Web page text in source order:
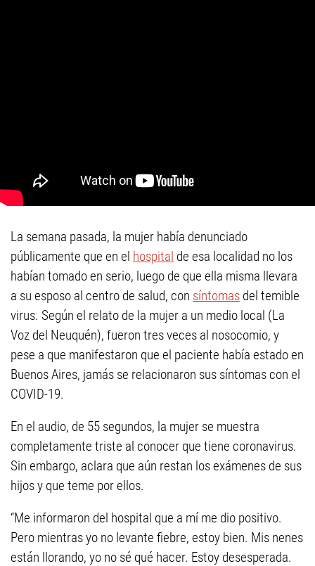
La semana pasada, la mujer había denunciado
públicamente que en el hospital de esa localidad no los
habían tomado en serio, luego de que ella misma llevara
a su esposo al centro de salud, con síntomas del temible
virus. Según el relato de la mujer a un medio local (La
Voz del Neuquén), fueron tres veces al nosocomio, y
pese a que manifestaron que el paciente había estado en
Buenos Aires, jamás se relacionaron sus síntomas con el
COVID-19.
En el audio, de 55 segundos, la mujer se muestra
completamente triste al conocer que tiene coronavirus.
Sin embargo, aclara que aún restan los exámenes de sus
hijos y que teme por ellos.
“Me informaron del hospital que a mí me dio positivo.
Pero mientras yo no levante fiebre, estoy bien. Mis nenes
están llorando, yo no sé qué hacer. Estoy desesperada.